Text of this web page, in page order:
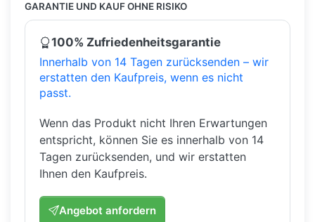
GARANTIE UND KAUF OHNE RISIKO
100% Zufriedenheitsgarantie
Innerhalb von 14 Tagen zurücksenden – wir
erstatten den Kaufpreis, wenn es nicht
passt.
Wenn das Produkt nicht Ihren Erwartungen
entspricht, können Sie es innerhalb von 14
Tagen zurücksenden, und wir erstatten
Ihnen den Kaufpreis.
Angebot anfordern